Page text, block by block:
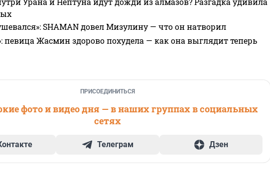
SHAMAN довел Мизулину — что он натворил
певица Жасмин здорово похудела — как она выглядит теперь
ПРИСОЕДИНИТЬСЯ
фото и видео дня — в наших группах в социальных
сетях
Телеграм Дзен